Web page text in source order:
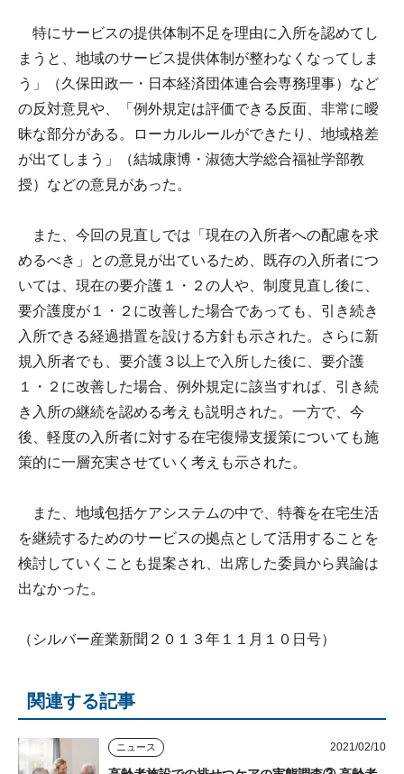
特にサービスの提供体制不足を理由に入所を認めてし
まうと、地域のサービス提供体制が整わなくなってしま
う」（久保田政一・日本経済団体連合会専務理事）など
の反対意見や、「例外規定は評価できる反面、非常に曖
昧な部分がある。ローカルルールができたり、地域格差
が出てしまう」（結城康博・淑徳大学総合福祉学部教
授）などの意見があった。
また、今回の見直しでは「現在の入所者への配慮を求
めるべき」との意見が出ているため、既存の入所者につ
いては、現在の要介護１・２の人や、制度見直し後に、
要介護度が１・２に改善した場合であっても、引き続き
入所できる経過措置を設ける方針も示された。さらに新
規入所者でも、要介護３以上で入所した後に、要介護
１・２に改善した場合、例外規定に該当すれば、引き続
き入所の継続を認める考えも説明された。一方で、今
後、軽度の入所者に対する在宅復帰支援策についても施
策的に一層充実させていく考えも示された。
また、地域包括ケアシステムの中で、特養を在宅生活
を継続するためのサービスの拠点として活用することを
検討していくことも提案され、出席した委員から異論は
出なかった。
（シルバー産業新聞２０１３年１１月１０日号）
関連する記事
ニュース 2021/02/10